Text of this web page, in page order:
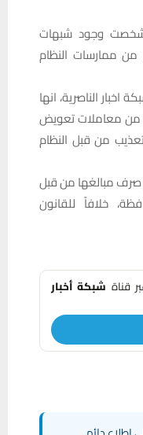
شخصت وجود شبهات
ممارسات النظام
الناصرية، انها
وجود شبهات فسادٍ في (12) من معاملات تعويض
من قبل النظام
مبالغها من قبل
خلافاً للقانون
قناة شبكة أخبار